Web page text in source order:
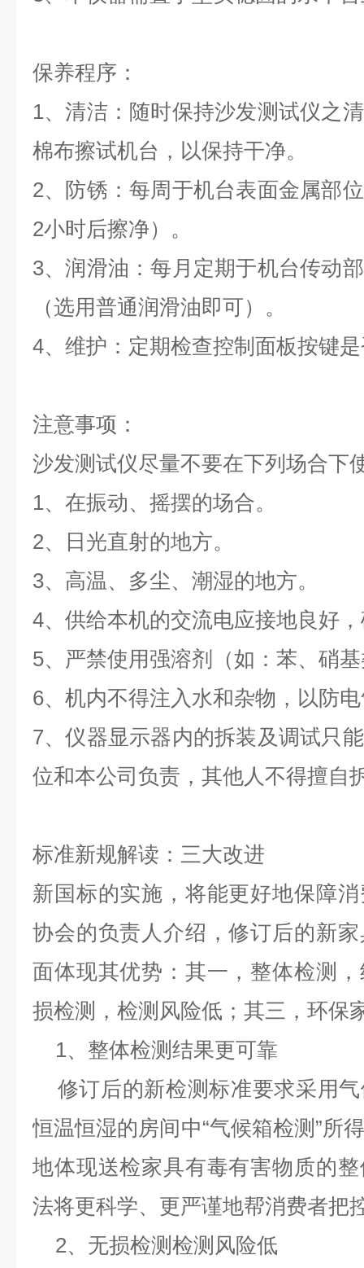
保养程序：
1、清洁：随时保持沙发测试仪之
棉布擦试机台，以保持干净。
2、防锈：每周于机台表面金属部
2小时后擦净）。
3、润滑油：每月定期于机台传动
（选用普通润滑油即可）。
4、维护：定期检查控制面板按键
注意事项：
沙发测试仪尽量不要在下列场合下
1、在振动、摇摆的场合。
2、日光直射的地方。
3、高温、多尘、潮湿的地方。
4、供给本机的交流电应接地良好
5、严禁使用强溶剂（如：苯、硝
6、机内不得注入水和杂物，以防
7、仪器显示器内的拆装及调试只
位和本公司负责，其他人不得擅自
标准新规解读：三大改进
新国标的实施，将能更好地保障
协会的负责人介绍，修订后的新
面体现其优势：其一，整体检测
损检测，检测风险低；其三，环保
1、整体检测结果更可靠
修订后的新检测标准要求采用
恒温恒湿的房间中“气候箱检测”所
地体现送检家具有毒有害物质的
法将更科学、更严谨地帮消费者把
2、无损检测检测风险低